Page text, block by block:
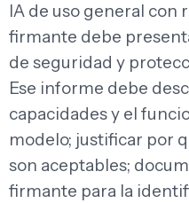
IA de uso general con
firmante debe
de seguridad y
Ese informe debe
capacidades y el
modelo; justificar por
son aceptables;
firmante para la